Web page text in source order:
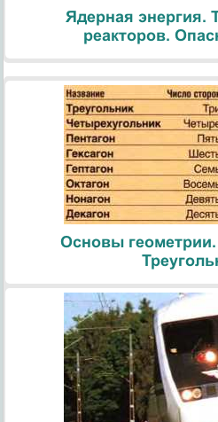
Ядерная энергия.
реакторов.
Основы